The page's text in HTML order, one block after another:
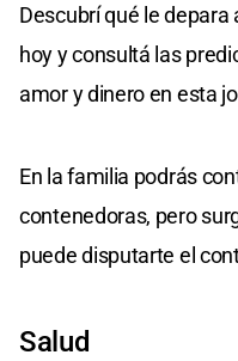
Descubrí qué le depara
hoy y consultá las
amor y dinero en esta
En la familia podrás
contenedoras, pero
puede disputarte el
Salud